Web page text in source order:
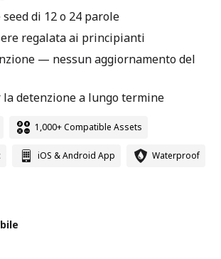
di 12 o 24 parole
regalata ai principianti
— nessun aggiornamento del
la detenzione a lungo termine
1,000+ Compatible Assets
iOS & Android App Waterproof